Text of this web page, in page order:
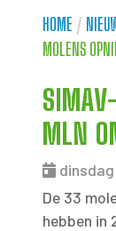
HOME /
MOLENS
MLN
De 33
hebben in